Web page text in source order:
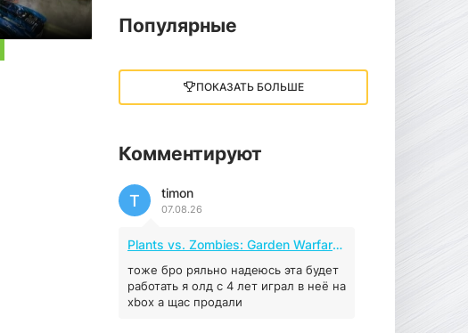
4.96 ГБ 2023
MAFIA: THE OLD
COUNTRY
44.98 ГБ
04.12.2025
Red Chaos - The Strict
Order
5.43 ГБ 2025
04.12.2025
Популярные
ПОКАЗАТЬ БОЛЬШЕ
Комментируют
timon
07.08.26
T
Plants vs. Zombies: Garden Warfare 2 (2016)
тоже бро ряльно надеюсь эта будет
работать я олд с 4 лет играл в неё на
xbox а щас продали